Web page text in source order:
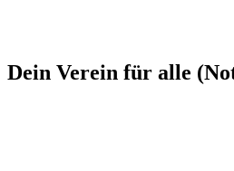
Dein Verein für alle